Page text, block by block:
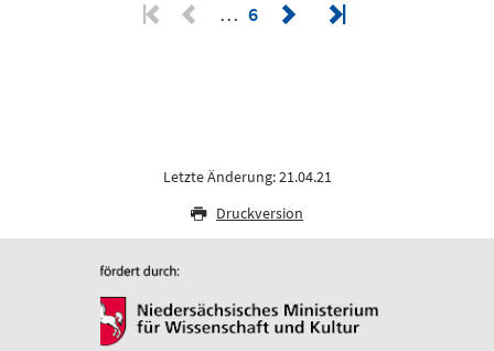
… 6
Letzte Änderung: 21.04.21
Druckversion